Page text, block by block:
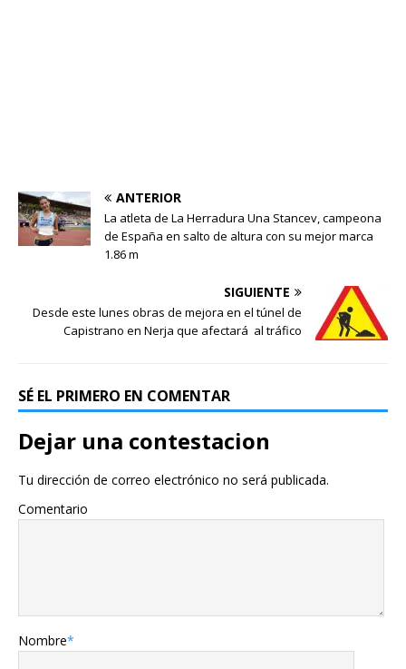
ANTERIOR
La atleta de La Herradura Una Stancev, campeona
de España en salto de altura con su mejor marca
1.86 m
SIGUIENTE
Desde este lunes obras de mejora en el túnel de
Capistrano en Nerja que afectará al tráfico
SÉ EL PRIMERO EN COMENTAR
Dejar una contestacion
Tu dirección de correo electrónico no será publicada.
Comentario
Nombre*